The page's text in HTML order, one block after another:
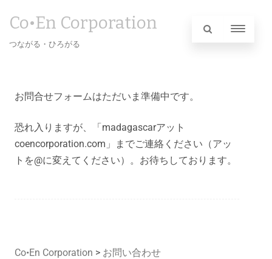
Co•En Corporation
つながる・ひろがる
お問合せフォームはただいま準備中です。
恐れ入りますが、「madagascarアット
coencorporation.com」までご連絡ください（アッ
トを@に変えてください）。お待ちしております。
Co•En Corporation > お問い合わせ